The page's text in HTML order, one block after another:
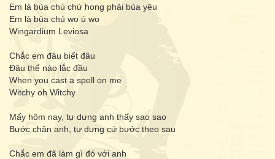
Em là bùa chú chứ hong phải bùa yêu
Em là bùa chú wo ú wo
Wingardium Leviosa
Chắc em đâu biết đâu
Đâu thể nào lắc đầu
When you cast a spell on me
Witchy oh Witchy
Mấy hôm nay, tự dưng anh thấy sao sao
Bước chân anh, tự dưng cứ bước theo sau
Chắc em đã làm gì đó với anh